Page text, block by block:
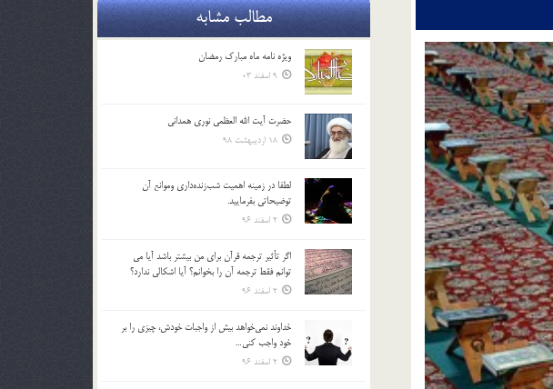
صدا
کلیدهای
مطالب مشابه
ویژه نامه ماه مبارک رمضان
9 اسفند 03
حضرت آیت الله العظمی نوری همدانی
18 اردیبهشت 98
لطفا در زمينه اهميت شب‌زنده‌داري وموانع آن
توضيحاتي بفرماييد.
2 اسفند 96
اگر تأثير ترجمه قرآن براي من بيشتر باشد آيا مي
توانم فقط ترجمه آن را بخوانم؟ آيا اشكالي ندارد؟
2 اسفند 96
خداوند نمي‌خواهد بيش از واجبات خودش، چيزي را بر
خود واجب كني…
2 اسفند 96